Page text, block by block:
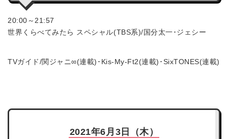
20:00～21:57
世界くらべてみたら スペシャル(TBS系)/国分太一･ジェシー
TVガイド/関ジャニ∞(連載)･Kis-My-Ft2(連載)･SixTONES(連載)
2021年6月3日（木）